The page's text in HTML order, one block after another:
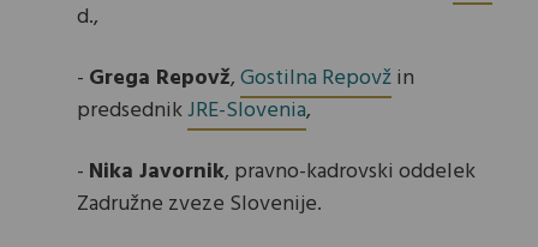
d.,
- Grega Repovž,Gostilna Repovžin
predsednikJRE-Slovenia,
- Nika Javornik, pravno-kadrovski oddelek
Zadružne zveze Slovenije.